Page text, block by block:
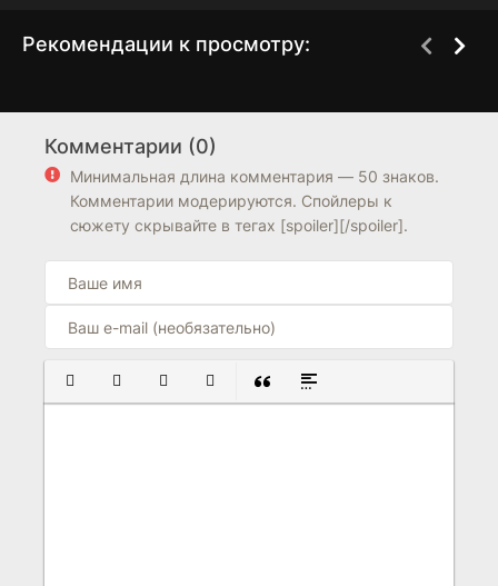
Рекомендации к просмотру:
0 0
Комментарии (0)
Минимальная длина комментария — 50 знаков.
Комментарии модерируются. Спойлеры к
сюжету скрывайте в тегах [spoiler][/spoiler].
ПОЛУЖИРНЫЙ
КУРСИВПОДЧЕРКНУТЫЙ
ЗАЧЕРКНУТЫЙ
ВСТАВКА ЦИТАТЫ
ВСТАВКА СПОЙЛЕРА